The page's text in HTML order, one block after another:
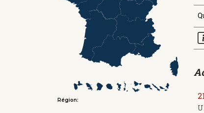
Région: